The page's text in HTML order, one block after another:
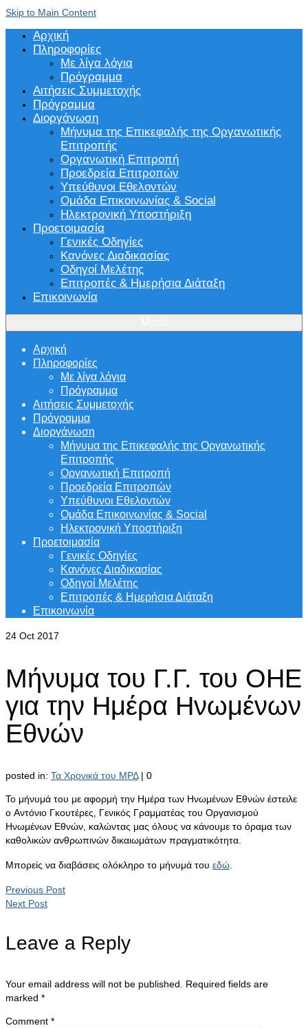
Skip to Main Content
Αρχική
Πληροφορίες
Με λίγα λόγια
Πρόγραμμα
Αιτήσεις Συμμετοχής
Πρόγραμμα
Διοργάνωση
Μήνυμα της Επικεφαλής της Οργανωτικής
Επιτροπής
Οργανωτική Επιτροπή
Προεδρεία Επιτροπών
Υπεύθυνοι Εθελοντών
Ομάδα Επικοινωνίας & Social
Ηλεκτρονική Υποστήριξη
Προετοιμασία
Γενικές Οδηγίες
Κανόνες Διαδικασίας
Οδηγοί Μελέτης
Επιτροπές & Ημερήσια Διάταξη
Επικοινωνία
Αρχική
Πληροφορίες
Με λίγα λόγια
Πρόγραμμα
Αιτήσεις Συμμετοχής
Πρόγραμμα
Διοργάνωση
Μήνυμα της Επικεφαλής της Οργανωτικής
Επιτροπής
Οργανωτική Επιτροπή
Προεδρεία Επιτροπών
Υπεύθυνοι Εθελοντών
Ομάδα Επικοινωνίας & Social
Ηλεκτρονική Υποστήριξη
Προετοιμασία
Γενικές Οδηγίες
Κανόνες Διαδικασίας
Οδηγοί Μελέτης
Επιτροπές & Ημερήσια Διάταξη
Επικοινωνία
24 Oct 2017
Μήνυμα του Γ.Γ. του ΟΗΕ
για την Ημέρα Ηνωμένων
Εθνών
posted in: Τα Χρονικά του ΜΡΔ | 0
Το μήνυμά του με αφορμή την Ημέρα των Ηνωμένων Εθνών έστειλε
ο Αντόνιο Γκουτέρες, Γενικός Γραμματέας του Οργανισμού
Ηνωμένων Εθνών, καλώντας μας όλους να κάνουμε το όραμα των
καθολικών ανθρωπινών δικαιωμάτων πραγματικότητα.
Μπορείς να διαβάσεις ολόκληρο το μήνυμά του εδώ
Previous Post
Next Post
Leave a Reply
Your email address will not be published.
Required fields are
marked *
Comment *